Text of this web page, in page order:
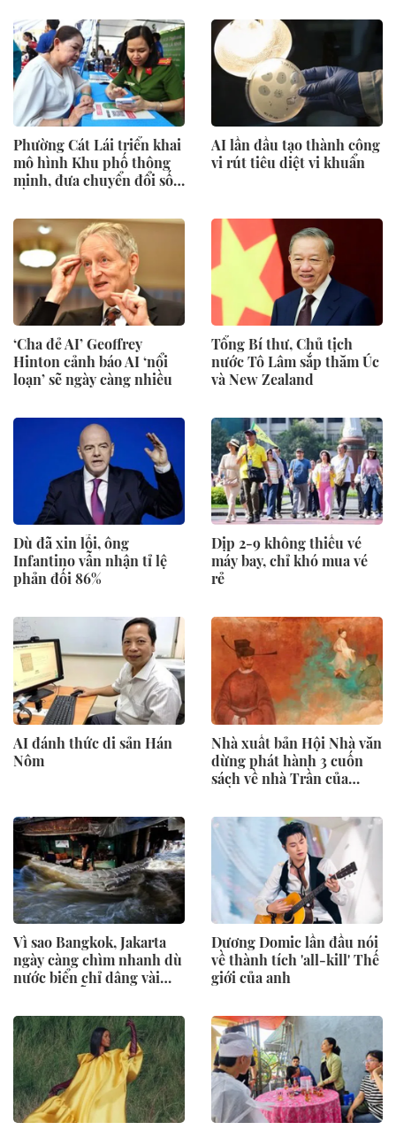
Phường Cát Lái triển khai
mô hình Khu phố thông
minh, đưa chuyển đổi số
AI lần đầu tạo thành công
vi rút tiêu diệt vi khuẩn
‘Cha đẻ AI’ Geoffrey
Hinton cảnh báo AI ‘nổi
loạn’ sẽ ngày càng nhiều
Tổng Bí thư, Chủ tịch
nước Tô Lâm sắp thăm Úc
và New Zealand
Dù đã xin lỗi, ông
Infantino vẫn nhận tỉ lệ
phản đối 86%
Dịp 2-9 không thiếu vé
máy bay, chỉ khó mua vé
rẻ
AI đánh thức di sản Hán
Nôm
Nhà xuất bản Hội Nhà văn
dừng phát hành 3 cuốn
sách về nhà Trần của
Vì sao Bangkok, Jakarta
ngày càng chìm nhanh dù
nước biển chỉ dâng vài
Dương Domic lần đầu nói
về thành tích 'all-kill' Thế
giới của anh